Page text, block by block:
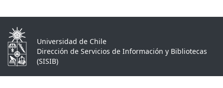
Universidad de Chile
Dirección de Servicios de Información y Bibliotecas
(SISIB)